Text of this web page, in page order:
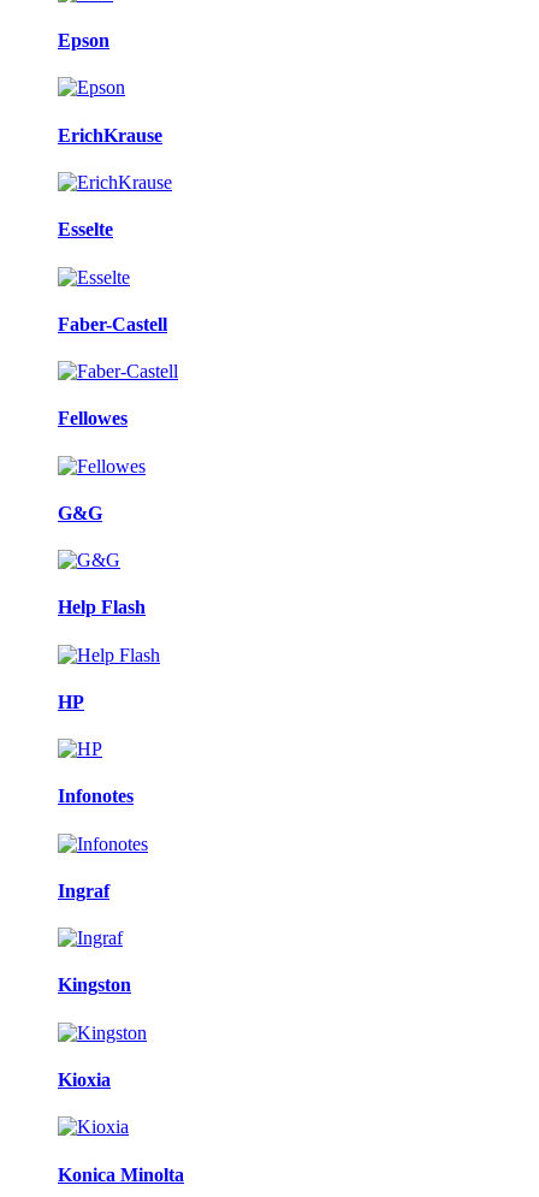
Epson
ErichKrause
Esselte
Faber-Castell
Fellowes
G&G
Help Flash
HP
Infonotes
Ingraf
Kingston
Kioxia
Konica Minolta